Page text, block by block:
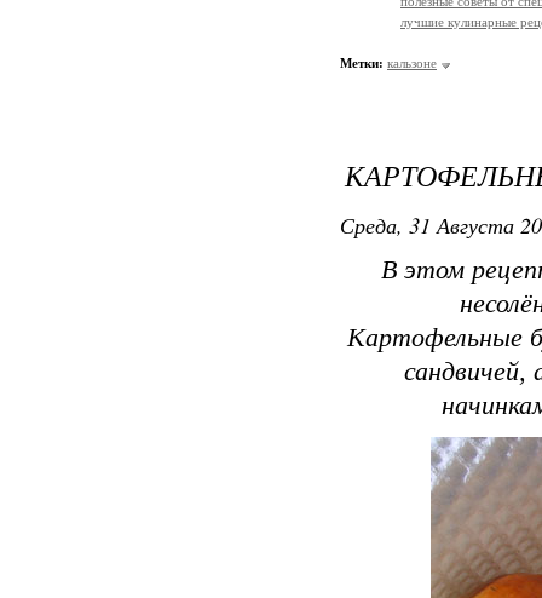
лучшие кулинарные
Метки: кальзоне
Среда, 31 Августа
В этом
Картофельные
сандвичей,